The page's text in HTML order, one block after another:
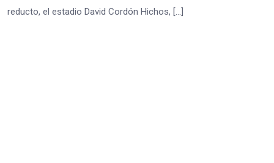
reducto, el estadio David Cordón Hichos, […]